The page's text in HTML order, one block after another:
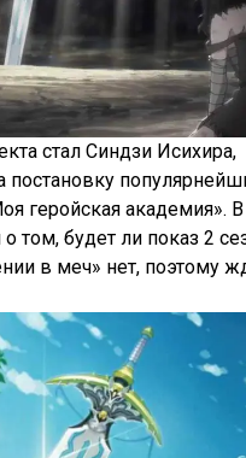
стал Синдзи Исихира,
постановку
геройская академия».
том, будет ли показ 2
в меч» нет, поэтому